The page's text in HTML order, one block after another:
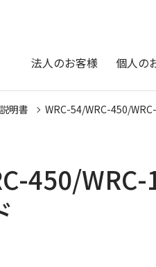
法人のお客様 個人の
明書 WRC-54/WRC-450/
450/